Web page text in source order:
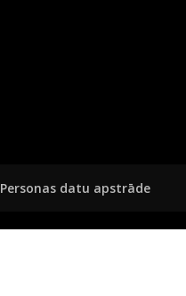
Personas datu apstrāde